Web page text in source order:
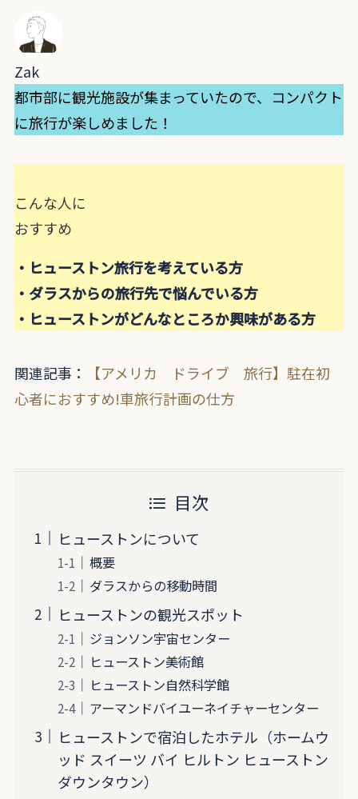
Zak
都市部に観光施設が集まっていたので、コンパクト
に旅行が楽しめました！
こんな人に
おすすめ
・ヒューストン旅行を考えている方
・ダラスからの旅行先で悩んでいる方
・ヒューストンがどんなところか興味がある方
関連記事：
【アメリカ ドライブ 旅行】駐在初
心者におすすめ!車旅行計画の仕方
目次
ヒューストンについて
概要
ダラスからの移動時間
ヒューストンの観光スポット
ジョンソン宇宙センター
ヒューストン美術館
ヒューストン自然科学館
アーマンドバイユーネイチャーセンター
ヒューストンで宿泊したホテル（ホームウ
ッド スイーツ バイ ヒルトン ヒューストン
ダウンタウン）